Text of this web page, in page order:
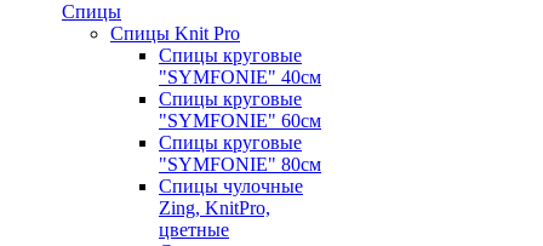
Спицы
Спицы Knit Pro
Спицы круговые
"SYMFONIE" 40см
Спицы круговые
"SYMFONIE" 60см
Спицы круговые
"SYMFONIE" 80см
Спицы чулочные
Zing, KnitPro,
цветные